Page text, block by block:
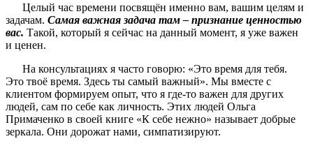
Целый час времени посвящён именно вам, вашим целям и
задачам. Самая важная задача там – признание ценностью
вас. Такой, который я сейчас на данный момент, я уже важен
и ценен.
На консультациях я часто говорю: «Это время для тебя.
Это твоё время. Здесь ты самый важный». Мы вместе с
клиентом формируем опыт, что я где-то важен для других
людей, сам по себе как личность. Этих людей Ольга
Примаченко в своей книге «К себе нежно» называет добрые
зеркала. Они дорожат нами, симпатизируют.